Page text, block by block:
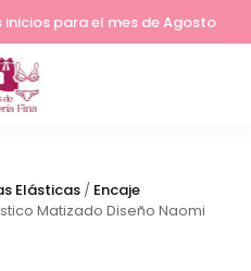
a otro nivel
Elásticas / Encaje
Matizado Diseño Naomi